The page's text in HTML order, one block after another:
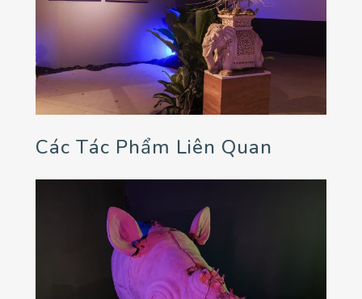
Các Tác Phẩm Liên Quan